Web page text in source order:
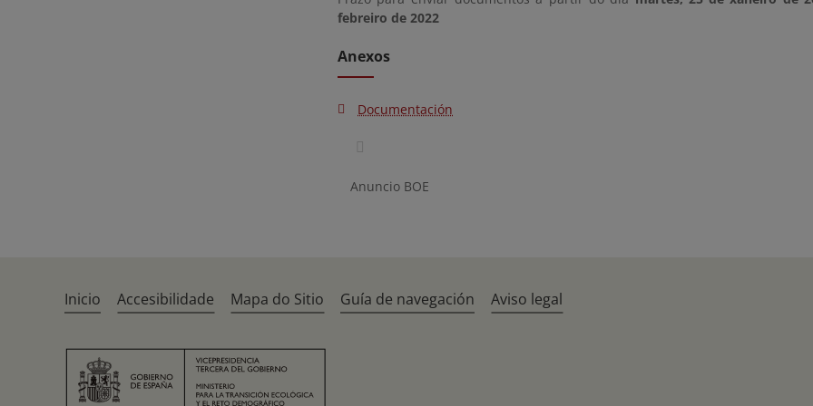
febreiro de 2022
Anexos
Documentación
Anuncio BOE
Inicio Accesibilidade Mapa do Sitio Guía de navegación Aviso legal